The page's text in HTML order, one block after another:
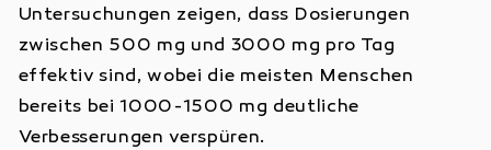
🔙 Rückgaberecht
Siehe AGB`s
Untersuchungen zeigen, dass Dosierungen
zwischen 500 mg und 3000 mg pro Tag
effektiv sind, wobei die meisten Menschen
bereits bei 1000-1500 mg deutliche
Verbesserungen verspüren.